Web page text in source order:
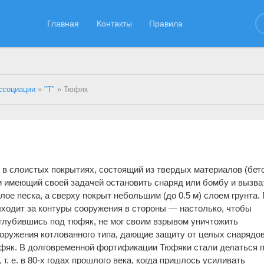
Главная Контакты Правила
»"Т" » Тюфяк
покрытиях, состоящий из твердых материалов
имеющий своей задачей остановить снаряд или бомбу и
песка, а сверху покрыт небольшим (до 0.5 м) слоем грунта.
за контуры сооружения в стороны — настолько, чтобы
под тюфяк, не мог своим взрывом уничтожить
котлованного типа, дающие защиту от целых
В долговременной фортификации Тюфяки стали делаться
е. в 80-х годах прошлого века, когда пришлось усиливать